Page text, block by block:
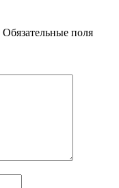
Обязательные поля